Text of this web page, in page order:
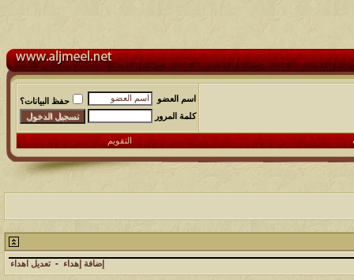
اسم العضو
حفظ البيانات؟
كلمة المرور
التقويم
إضافة إهداء - تعديل اهداء